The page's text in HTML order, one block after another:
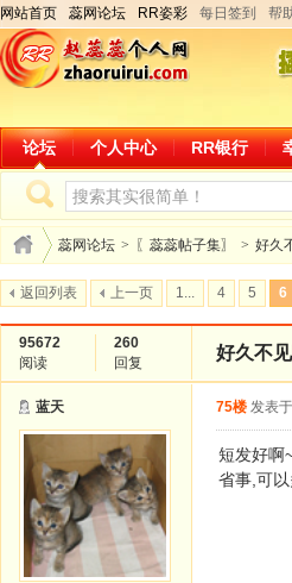
网站首页 蕊网论坛 RR姿彩 每日签到 帮
论坛 个人中心 RR银行
蕊网论坛 > 〖蕊蕊帖子集〗 > 好久
返回列表 上一页 1... 4 5 6
95672
阅读
260
回复
好久不
蓝天 75楼 发表
短发好啊
省事,可